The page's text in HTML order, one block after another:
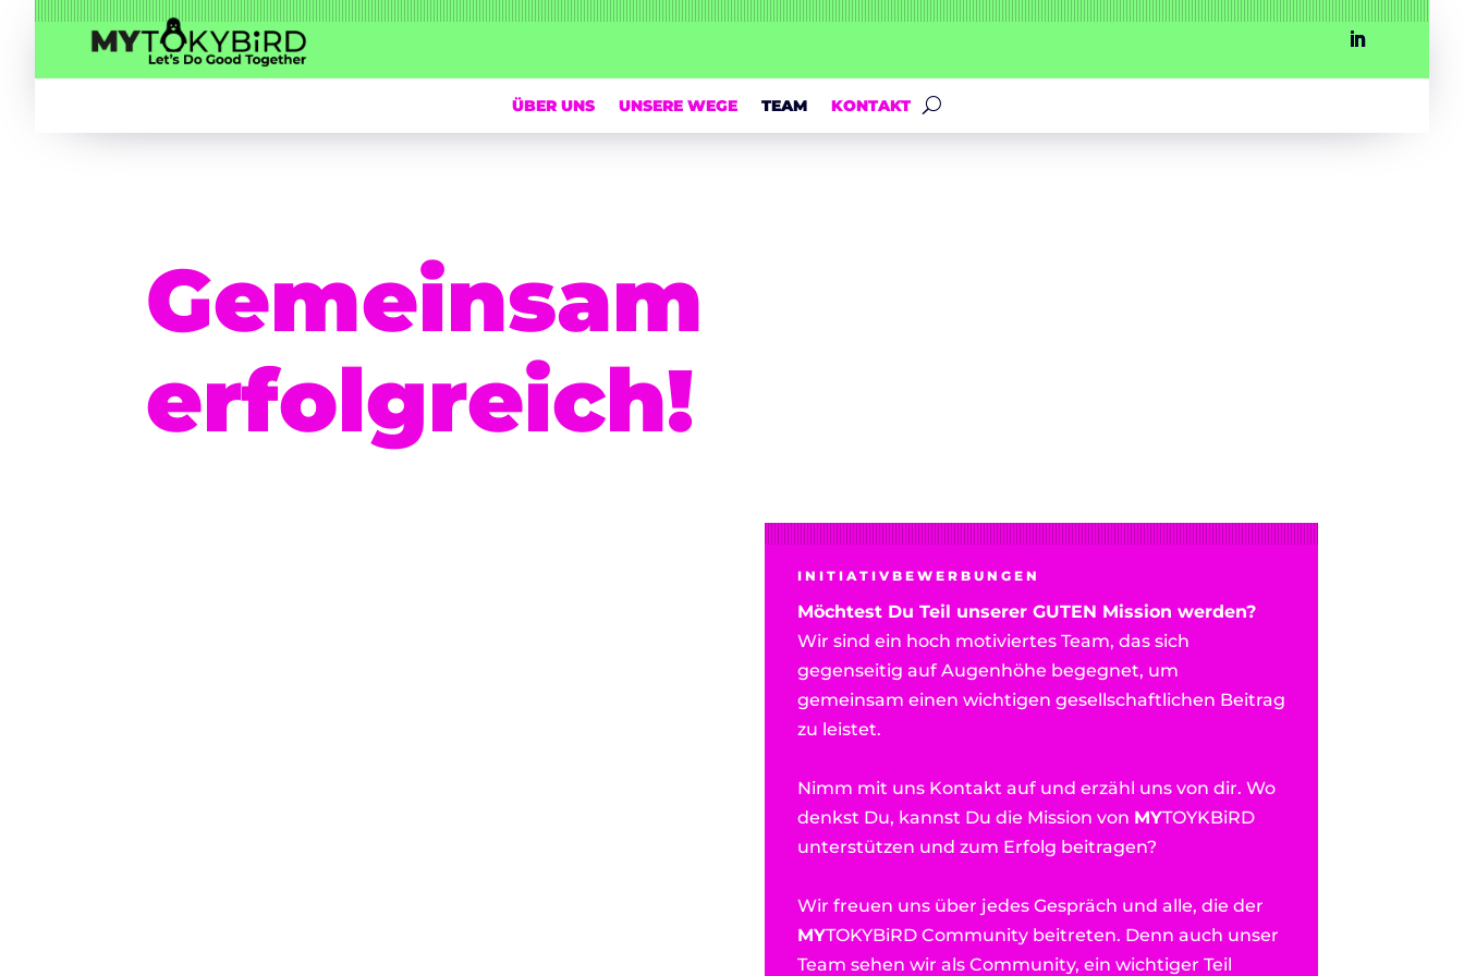
ÜBER UNS UNSERE WEGE TEAM KONTAKT
Gemeinsam
erfolgreich!
INITIATIVBEWERBUNGEN
Möchtest Du Teil unserer GUTEN Mission werden?
Wir sind ein hoch motiviertesTeam, das sich
gegenseitig auf Augenhöhe begegnet, um
gemeinsam einen wichtigen gesellschaftlichen Beitrag
zu leistet.
Nimm mit uns Kontakt auf und erzähl uns von dir. Wo
denkst Du, kannst Du die Mission von MYTOYKBiRD
unterstützen und zum Erfolg beitragen?
Wir freuen uns über jedes Gespräch und alle, die der
MYTOKYBiRDCommunity beitreten. Denn auch unser
Team sehen wir als Community, ein wichtiger Teil